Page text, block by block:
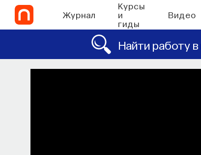
Журнал
Курсы
и
гиды
Видео
Найти работу в